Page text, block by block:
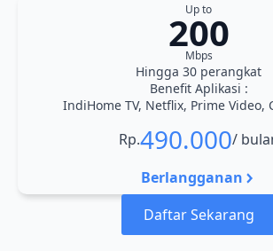
Up to
200
Mbps
Hingga 30 perangkat
Benefit Aplikasi :
IndiHome TV, Netflix, Prime Video,
Rp.490.000/
Berlangganan
Daftar Sekarang